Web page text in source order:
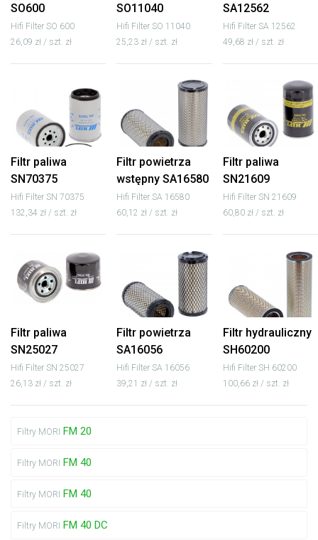
SO600
Hifi Filter SO 600
26,09 zł / szt. zł
SO11040
Hifi Filter SO 11040
25,23 zł / szt. zł
SA12562
Hifi Filter SA 12562
49,68 zł / szt. zł
Filtr paliwa
SN70375
Hifi Filter SN 70375
132,34 zł / szt. zł
Filtr powietrza
wstępny SA16580
Hifi Filter SA 16580
60,12 zł / szt. zł
Filtr paliwa
SN21609
Hifi Filter SN 21609
60,80 zł / szt. zł
Filtr paliwa
SN25027
Hifi Filter SN 25027
26,13 zł / szt. zł
Filtr powietrza
SA16056
Hifi Filter SA 16056
39,21 zł / szt. zł
Filtr hydrauliczny
SH60200
Hifi Filter SH 60200
100,66 zł / szt. zł
Filtry MORI FM 20
Filtry MORI FM 40
Filtry MORI FM 40
Filtry MORI FM 40 DC